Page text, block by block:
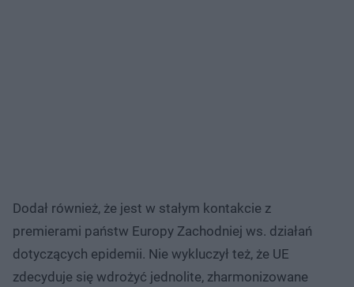
Dodał również, że jest w stałym kontakcie z
premierami państw Europy Zachodniej ws. działań
dotyczących epidemii. Nie wykluczył też, że UE
zdecyduje się wdrożyć jednolite, zharmonizowane